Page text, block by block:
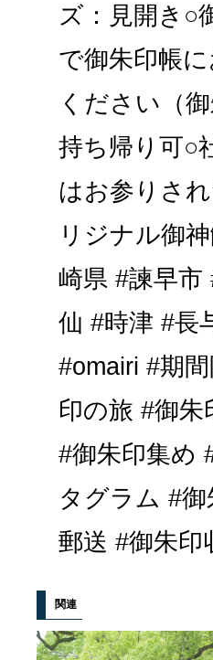
ズ：見開き○
で御朱印帳
ください（
持ち帰り可○
はお参りさ
リジナル御
崎県 #諫早市
仙 #時津 #長
#omairi #期
印の旅 #御
#御朱印集め
タグラム #
郵送 #御朱印
関連